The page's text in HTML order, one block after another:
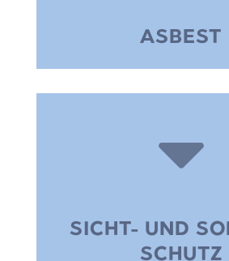
ASBEST

SICHT- UND
SCHUTZ